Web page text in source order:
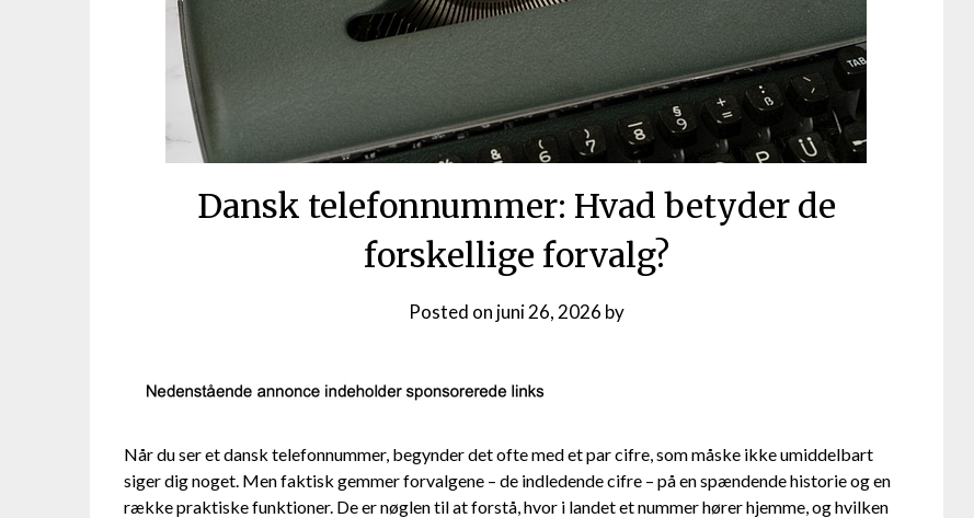
Dansk telefonnummer: Hvad betyder de
forskellige forvalg?
Posted on juni 26, 2026 by
Når du ser et dansk telefonnummer, begynder det ofte med et par cifre, som måske ikke umiddelbart
siger dig noget. Men faktisk gemmer forvalgene – de indledende cifre – på en spændende historie og en
række praktiske funktioner. De er nøglen til at forstå, hvor i landet et nummer hører hjemme, og hvilken